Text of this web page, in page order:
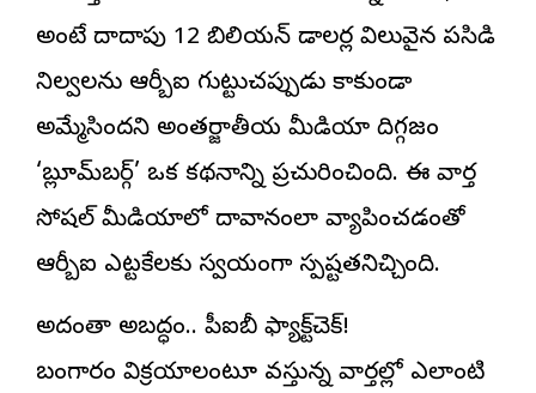
అంటే దాదాపు 12 బిలియన్ డాలర్ల విలువైన పసిడి
నిల్వలను ఆర్బీఐ గుట్టుచప్పుడు కాకుండా
అమ్మేసిందని అంతర్జాతీయ మీడియా దిగ్గజం
‘బ్లూమ్‌బర్గ్’ ఒక కథనాన్ని ప్రచురించింది. ఈ వార్త
సోషల్ మీడియాలో దావానంలా వ్యాపించడంతో
ఆర్బీఐ ఎట్టకేలకు స్వయంగా స్పష్టతనిచ్చింది.
అదంతా అబద్ధం.. పీఐబీ ఫ్యాక్ట్‌చెక్!
బంగారం విక్రయాలంటూ వస్తున్న వార్తల్లో ఎలాంటి